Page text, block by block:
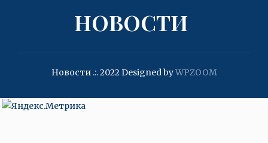
НОВОСТИ
Новости .:. 2022Designed byWPZOOM